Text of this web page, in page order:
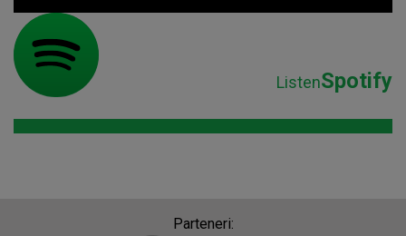
ListenSpotify
Parteneri: